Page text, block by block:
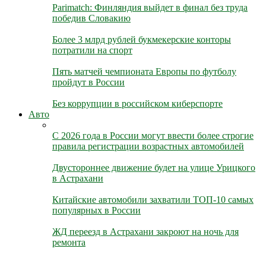
Parimatch: Финляндия выйдет в финал без труда
победив Словакию
Более 3 млрд рублей букмекерские конторы
потратили на спорт
Пять матчей чемпионата Европы по футболу
пройдут в России
Без коррупции в российском киберспорте
Авто
С 2026 года в России могут ввести более строгие
правила регистрации возрастных автомобилей
Двустороннее движение будет на улице Урицкого
в Астрахани
Китайские автомобили захватили ТОП-10 самых
популярных в России
ЖД переезд в Астрахани закроют на ночь для
ремонта